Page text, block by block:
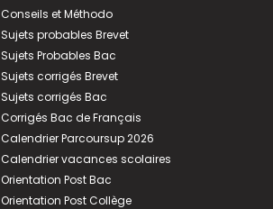
Conseils et Méthodo
Sujets probables Brevet
Sujets Probables Bac
Sujets corrigés Brevet
Sujets corrigés Bac
Corrigés Bac de Français
Calendrier Parcoursup 2026
Calendrier vacances scolaires
Orientation Post Bac
Orientation Post Collège